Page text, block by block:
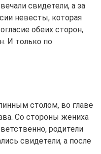
свидетели, а за
невесты, которая
обеих сторон,
И только по
столом, во главе
Со стороны жениха
родители
свидетели, а после